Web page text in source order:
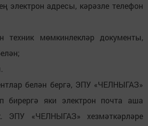
электрон адресы, кәрәзле телефон
техник мөмкинлекләр документы,
белән бергә, ЭПУ «ЧЕЛНЫГАЗ»
бирергә яки электрон почта аша
ЭПУ «ЧЕЛНЫГАЗ» хезмәткәрләре